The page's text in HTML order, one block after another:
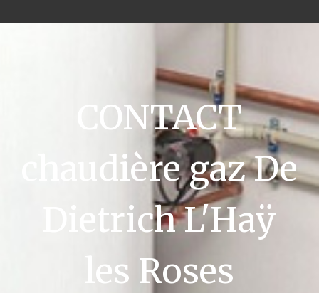
CONTACT
chaudière gaz De
Dietrich L'Haÿ
les Roses